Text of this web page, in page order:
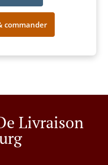
commander
Livraison